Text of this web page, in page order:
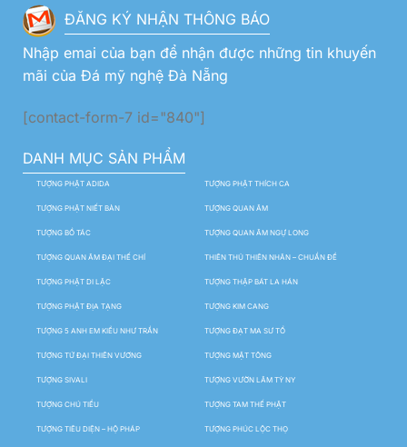
ĐĂNG KÝ NHẬN THÔNG BÁO
Nhập emai của bạn để nhận được những tin khuyến
mãi của Đá mỹ nghệ Đà Nẵng
[contact-form-7 id="840"]
DANH MỤC SẢN PHẨM
TƯỢNG PHẬT ADIDA TƯỢNG PHẬT THÍCH CA
TƯỢNG PHẬT NIẾT BÀN TƯỢNG QUAN ÂM
TƯỢNG BỒ TÁC TƯỢNG QUAN ÂM NGỰ LONG
TƯỢNG QUAN ÂM ĐẠI THẾ CHÍ THIÊN THỦ THIÊN NHÃN – CHUẨN ĐỀ
TƯỢNG PHẬT DI LẶC TƯỢNG THẬP BÁT LA HÁN
TƯỢNG PHẬT ĐỊA TẠNG TƯỢNG KIM CANG
TƯỢNG 5 ANH EM KIỀU NHƯ TRẦN TƯỢNG ĐẠT MA SƯ TỔ
TƯỢNG TỨ ĐẠI THIÊN VƯƠNG TƯỢNG MẬT TÔNG
TƯỢNG SIVALI TƯỢNG VƯỜN LÂM TỲ NY
TƯỢNG CHÚ TIỂU TƯỢNG TAM THẾ PHẬT
TƯỢNG TIÊU DIỆN – HỘ PHÁP TƯỢNG PHÚC LỘC THỌ